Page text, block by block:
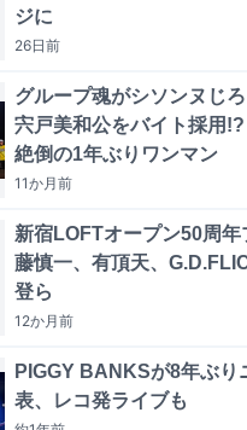
ジに
26日前
グループ魂がシソンヌじろ
宍戸美和公をバイト採用
絶倒の1年ぶりワンマン
11か月前
新宿LOFTオープン50周年
藤慎一、有頂天、
登ら
12か月前
PIGGY BANKSが8年ぶり
表、レコ発ライブも